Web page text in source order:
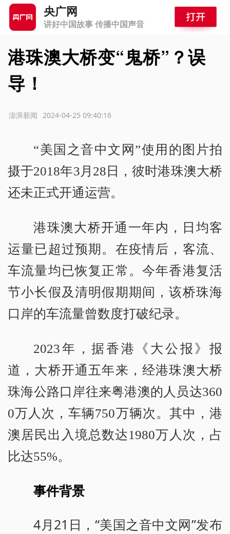
央广网
讲好中国故事 传播中国声音
港珠澳大桥变“鬼桥”？误
导！
2024-04-25 09:40:16
澎湃新闻
“美国之音中文网”使用的图片拍
摄于2018年3月28日，彼时港珠澳大桥
还未正式开通运营。
港珠澳大桥开通一年内，日均客
运量已超过预期。在疫情后，客流、
车流量均已恢复正常。今年香港复活
节小长假及清明假期期间，该桥珠海
口岸的车流量曾数度打破纪录。
2023年，据香港《大公报》报
道，大桥开通五年来，经港珠澳大桥
珠海公路口岸往来粤港澳的人员达360
0万人次，车辆750万辆次。其中，港
澳居民出入境总数达1980万人次，占
比达55%。
事件背景
4月21日，“美国之音中文网”发布